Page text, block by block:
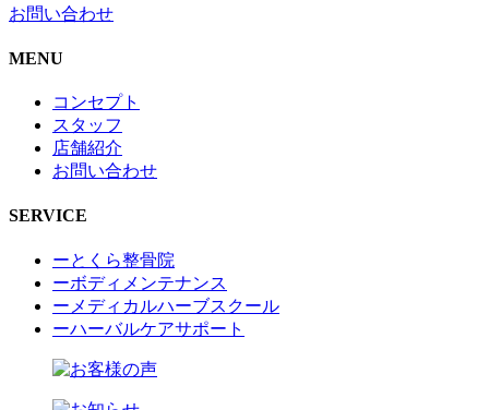
お問い合わせ
MENU
コンセプト
スタッフ
店舗紹介
お問い合わせ
SERVICE
ーとくら整骨院
ーボディメンテナンス
ーメディカルハーブスクール
ーハーバルケアサポート